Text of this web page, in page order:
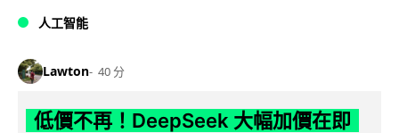
人工智能
Lawton 40 分
低價不再！DeepSeek 大幅加價在即